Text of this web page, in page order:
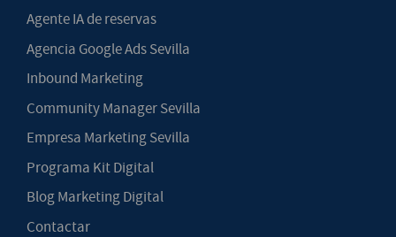
Agente IA de reservas
Agencia Google Ads Sevilla
Inbound Marketing
Community Manager Sevilla
Empresa Marketing Sevilla
Programa Kit Digital
Blog Marketing Digital
Contactar